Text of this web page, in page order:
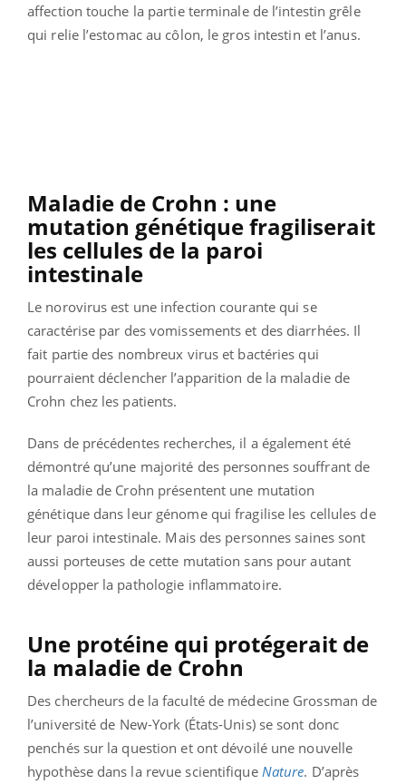
affection touche la partie terminale de l’intestin grêle
qui relie l’estomac au côlon, le gros intestin et l’anus.
Maladie de Crohn : une
mutation génétique fragiliserait
les cellules de la paroi
intestinale
Le norovirus est une infection courante qui se
caractérise par des vomissements et des diarrhées. Il
fait partie des nombreux virus et bactéries qui
pourraient déclencher l’apparition de la maladie de
Crohn chez les patients.
Dans de précédentes recherches, il a également été
démontré qu’une majorité des personnes souffrant de
la maladie de Crohn présentent une mutation
génétique dans leur génome qui fragilise les cellules de
leur paroi intestinale. Mais des personnes saines sont
aussi porteuses de cette mutation sans pour autant
développer la pathologie inflammatoire.
Une protéine qui protégerait de
la maladie de Crohn
Des chercheurs de la faculté de médecine Grossman de
l’université de New-York (États-Unis) se sont donc
penchés sur la question et ont dévoilé une nouvelle
hypothèse dans la revue scientifique Nature. D’après